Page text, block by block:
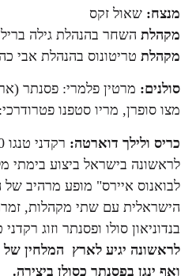
מנצח: שאול זקס
מקהלת השחר בהנהלת גילה בריל
מקהלת טריטונוס בהנהלת אבי
סולנים: מרטין פלמרי: פסנתר
מצו סופרן, מריו סטפנו פטרודרכי:
כריס ולילך דוארטה: רקדני טנגו 360
לראשונה בישראל ביצוע בימתי
לבואנוס איירס" מופע מרהיב
הישראלית עם שתי מקהלות,
בנדוניאון סולו ופסנתר וזוג רקדני
לראשונה יגיע לארץ המלחין של
ואף ינגן בפסנתר כסולן ביצירה.